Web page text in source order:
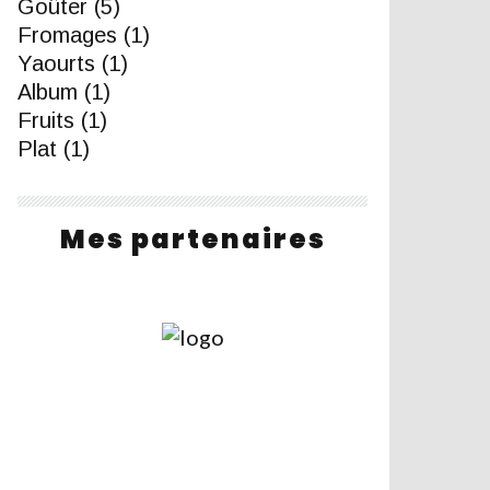
Goûter (5)
Fromages (1)
Yaourts (1)
Album (1)
Fruits (1)
Plat (1)
Mes partenaires